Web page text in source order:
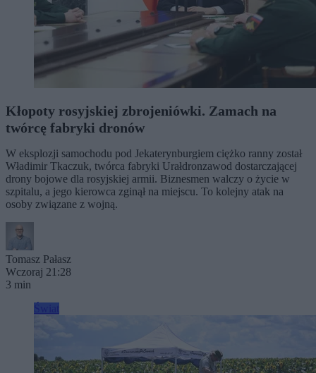
Kłopoty rosyjskiej zbrojeniówki. Zamach na
twórcę fabryki dronów
W eksplozji samochodu pod Jekaterynburgiem ciężko ranny został
Władimir Tkaczuk, twórca fabryki Urałdronzawod dostarczającej
drony bojowe dla rosyjskiej armii. Biznesmen walczy o życie w
szpitalu, a jego kierowca zginął na miejscu. To kolejny atak na
osoby związane z wojną.
Tomasz Pałasz
Wczoraj 21:28
3 min